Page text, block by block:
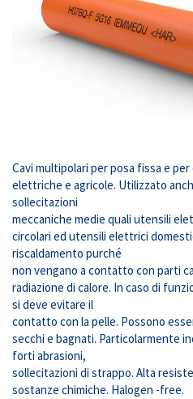
Cavi multipolari per posa fissa e
elettriche e agricole. Utilizzato
sollecitazioni
meccaniche medie quali utensili
circolari ed utensili elettrici
riscaldamento purché
non vengano a contatto con parti
radiazione di calore. In caso di
si deve evitare il
contatto con la pelle. Possono
secchi e bagnati. Particolarmente
forti abrasioni,
sollecitazioni di strappo. Alta
sostanze chimiche. Halogen -free.